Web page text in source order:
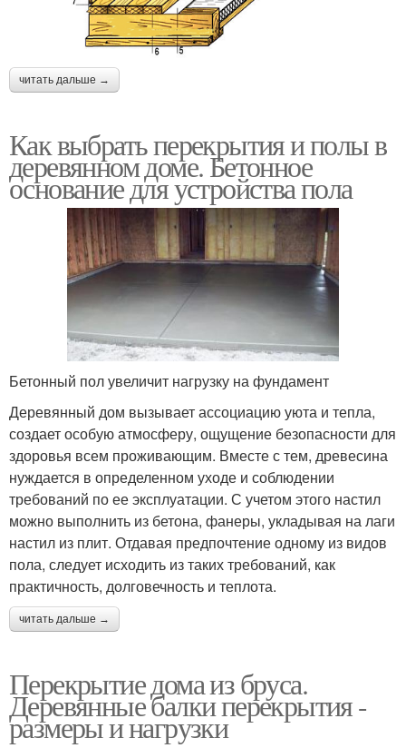
читать дальше →
Как выбрать перекрытия и полы в
деревянном доме. Бетонное
основание для устройства пола
Бетонный пол увеличит нагрузку на фундамент
Деревянный дом вызывает ассоциацию уюта и тепла,
создает особую атмосферу, ощущение безопасности для
здоровья всем проживающим. Вместе с тем, древесина
нуждается в определенном уходе и соблюдении
требований по ее эксплуатации. С учетом этого настил
можно выполнить из бетона, фанеры, укладывая на лаги
настил из плит. Отдавая предпочтение одному из видов
пола, следует исходить из таких требований, как
практичность, долговечность и теплота.
читать дальше →
Перекрытие дома из бруса.
Деревянные балки перекрытия -
размеры и нагрузки